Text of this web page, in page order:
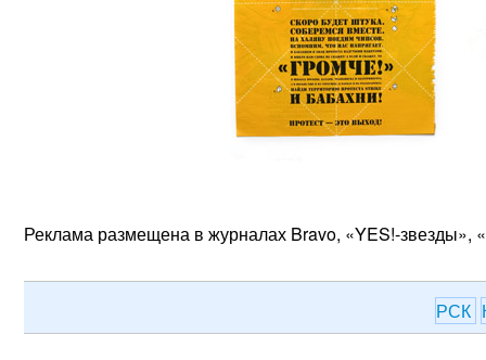
Реклама размещена в журналах Bravo, «YES!-звезды»,
РСК